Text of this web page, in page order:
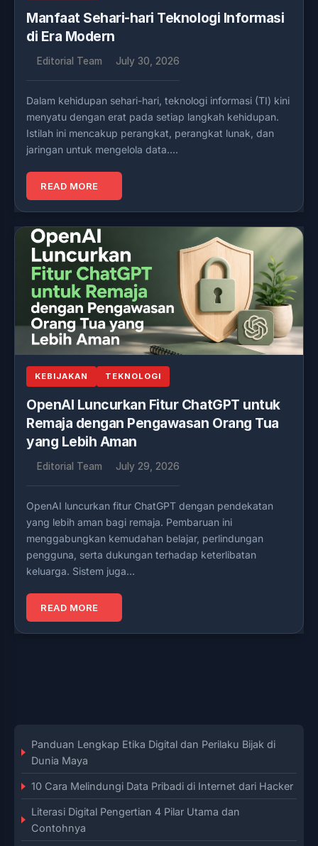
Manfaat Sehari-hari Teknologi Informasi
di Era Modern
Editorial Team July 30, 2026
Dalam kehidupan sehari-hari, teknologi informasi (TI) kini
menyatu dengan erat pada setiap langkah kehidupan.
Istilah ini mencakup perangkat, perangkat lunak, dan
jaringan untuk mengelola data….
READ MORE
KEBIJAKAN TEKNOLOGI
OpenAI Luncurkan Fitur ChatGPT untuk
Remaja dengan Pengawasan Orang Tua
yang Lebih Aman
Editorial Team July 29, 2026
OpenAI luncurkan fitur ChatGPT dengan pendekatan
yang lebih aman bagi remaja. Pembaruan ini
menggabungkan kemudahan belajar, perlindungan
pengguna, serta dukungan terhadap keterlibatan
keluarga. Sistem juga…
READ MORE
Panduan Lengkap Etika Digital dan Perilaku Bijak di
Dunia Maya
10 Cara Melindungi Data Pribadi di Internet dari Hacker
Literasi Digital Pengertian 4 Pilar Utama dan
Contohnya